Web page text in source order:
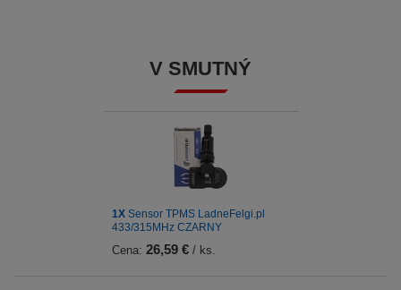
V SMUTNÝ
1X Sensor TPMS LadneFelgi.pl
433/315MHz CZARNY
Cena: 26,59 €/ ks.